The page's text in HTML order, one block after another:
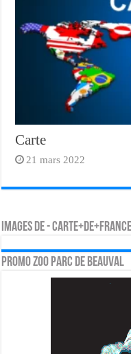
Carte
21 mars 2022
Images de -
PROMO ZOO PARC DE BEAUVAL